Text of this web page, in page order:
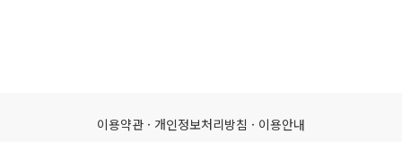
이용약관 · 개인정보처리방침 · 이용안내